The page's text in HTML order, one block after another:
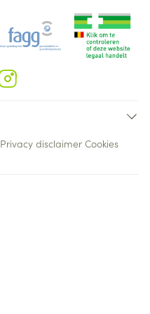
Privacy disclaimer Cookies